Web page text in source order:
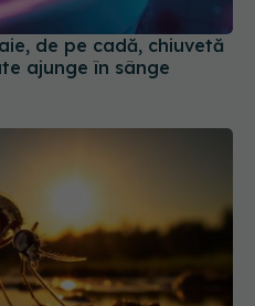
de pe cadă, chiuvetă
ajunge în sânge